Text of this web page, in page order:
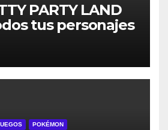
PARTY LAND
tus personajes
un solo lugar; ya
las
digitales
POKÉMON